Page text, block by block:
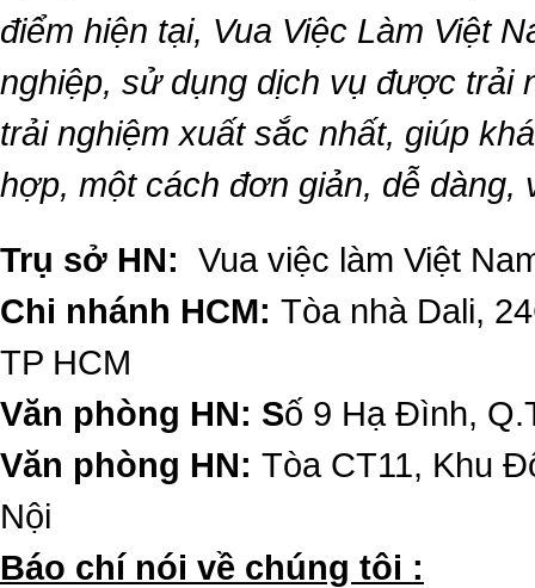
điểm hiện tại, Vua Việc Làm Việt
nghiệp, sử dụng dịch vụ được trải
trải nghiệm xuất sắc nhất, giúp
hợp, một cách đơn giản, dễ dàng,
Trụ sở HN: Vua việc làm Việt
Chi nhánh HCM: Tòa nhà Dali,
TP HCM
Văn phòng HN: Số 9 Hạ Đình,
Văn phòng HN: Tòa CT11, Khu
Nội
​Báo chí nói về chúng tôi :